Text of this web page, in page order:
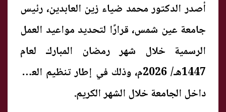
أصدر الدكتور محمد ضياء زين العابدين، رئيس
جامعة عين شمس، قرارًا لتحديد مواعيد العمل
الرسمية خلال شهر رمضان المبارك لعام
1447هـ/ 2026م، وذلك في إطار تنظيم العمل
داخل الجامعة خلال الشهر الكريم.